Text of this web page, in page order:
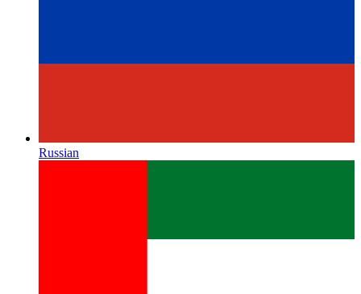
Russian